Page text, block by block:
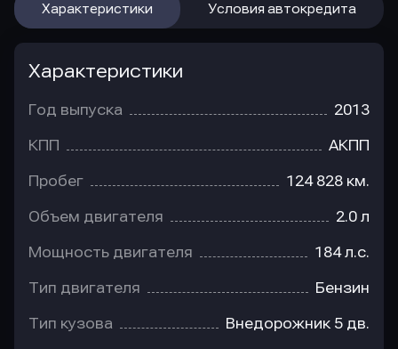
Характеристики Условия автокредита
Характеристики
Год выпуска 2013
КПП АКПП
Пробег 124 828 км.
Объем двигателя 2.0 л
Мощность двигателя 184 л.с.
Тип двигателя Бензин
Тип кузова Внедорожник 5 дв.